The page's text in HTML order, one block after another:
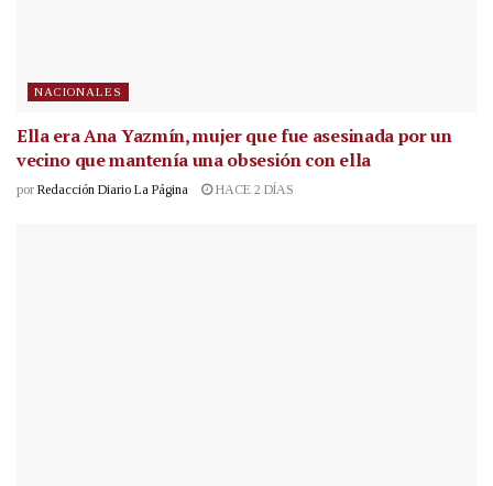
NACIONALES
Ella era Ana Yazmín, mujer que fue asesinada por un
vecino que mantenía una obsesión con ella
por Redacción Diario La Página HACE 2 DÍAS